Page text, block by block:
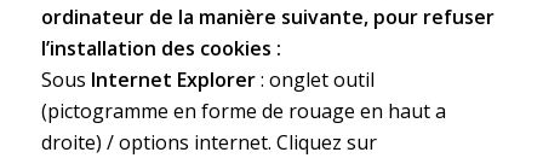
ordinateur de la manière suivante, pour refuser
l’installation des cookies :
Sous Internet Explorer: onglet outil
(pictogramme en forme de rouage en haut a
droite) / options internet. Cliquez sur